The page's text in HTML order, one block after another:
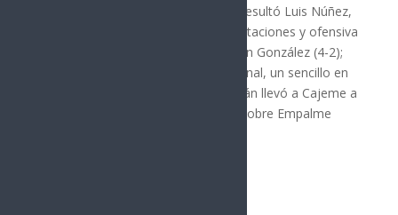
en donde el lanzador de la victoria resultó Luis Núñez,
arropado por un racimo de tres anotaciones y ofensiva
de Vinicio Mexicano (3-2) y Sebastián González (4-2);
perdió José Ochoa. En la otra semifinal, un sencillo en
la séptima entrada de Alexis Amparán llevó a Cajeme a
una espectacular victoria de 11-10 sobre Empalme